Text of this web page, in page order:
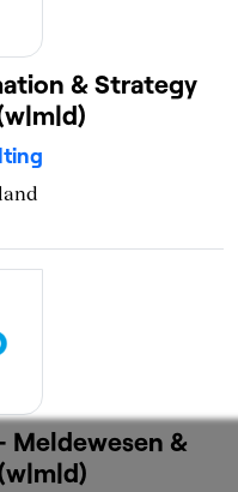
& Strategy
Meldewesen &